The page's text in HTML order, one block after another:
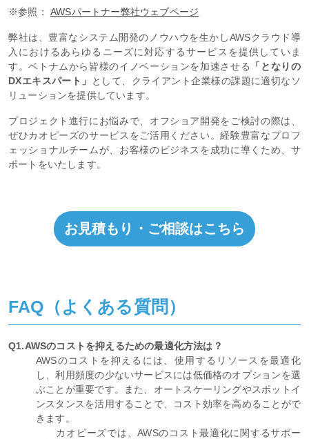
※参照： AWSパートナー弊社ウェブページ
弊社は、豊富なシステム開発のノウハウを生かしAWSクラウド導
入におけるあらゆるニーズに対応するサービスを提供していま
す。ベトナムから皆様のイノベーションを加速させる
「となりの
DXエキスパート」
として、クライアント企業様の課題に適切なソ
リューションを提供しています。
プロジェクト進行にお悩みで、オフショア開発をご検討の際は、
ぜひカオピーズのサービスをご活用ください。経験豊富なプロフ
ェッショナルチームが、お客様のビジネスを成功に導くため、サ
ポートをいたします。
お見積もり・ご相談はこちら
FAQ（よくある質問）
Q1.AWSのコストを抑えるための最適化方法は？
AWSのコストを抑えるには、使用するリソースを最適化
し、利用頻度の少ないサービスには低価格のオプションを選
ぶことが重要です。また、オートスケーリングやスポットイ
ンスタンスを活用することで、コスト効率を高めることがで
きます。
カオピーズでは、AWSのコスト最適化に関するサポー